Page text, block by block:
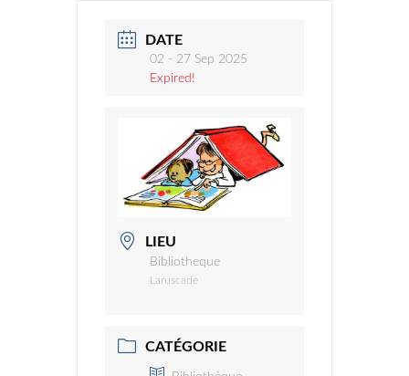
DATE
02 - 27 Sep 2025
Expired!
LIEU
Bibliotheque
Laruscade
CATÉGORIE